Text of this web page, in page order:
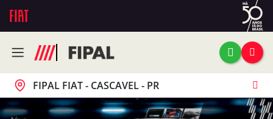
FIPAL FIAT - CASCAVEL - PR